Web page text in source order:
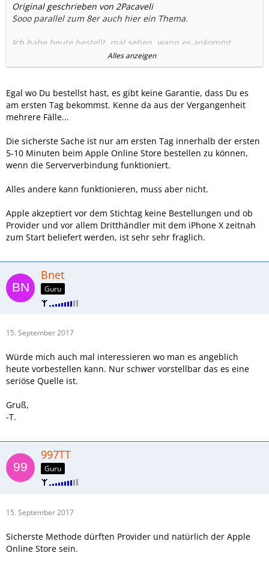
Original geschrieben von 2Pacaveli
Sooo parallel zum 8er auch hier ein Thema.
Ich habe heute bestellt, mal sehen, wann es ankommt.
Alles anzeigen
Egal wo Du bestellst hast, es gibt keine Garantie, dass Du es
am ersten Tag bekommst. Kenne da aus der Vergangenheit
mehrere Fälle...
Die sicherste Sache ist nur am ersten Tag innerhalb der ersten
5-10 Minuten beim Apple Online Store bestellen zu können,
wenn die Serververbindung funktioniert.
Alles andere kann funktionieren, muss aber nicht.
Apple akzeptiert vor dem Stichtag keine Bestellungen und ob
Provider und vor allem Dritthändler mit dem iPhone X zeitnah
zum Start beliefert werden, ist sehr sehr fraglich.
Bnet
Guru
15. September 2017
Würde mich auch mal interessieren wo man es angeblich
heute vorbestellen kann. Nur schwer vorstellbar das es eine
seriöse Quelle ist.
Gruß,
-T.
997TT
Guru
15. September 2017
Sicherste Methode dürften Provider und natürlich der Apple
Online Store sein.